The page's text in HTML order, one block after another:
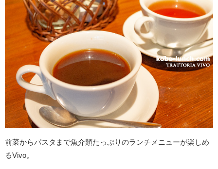
前菜からパスタまで魚介類たっぷりのランチメニューが楽しめ
るVivo。